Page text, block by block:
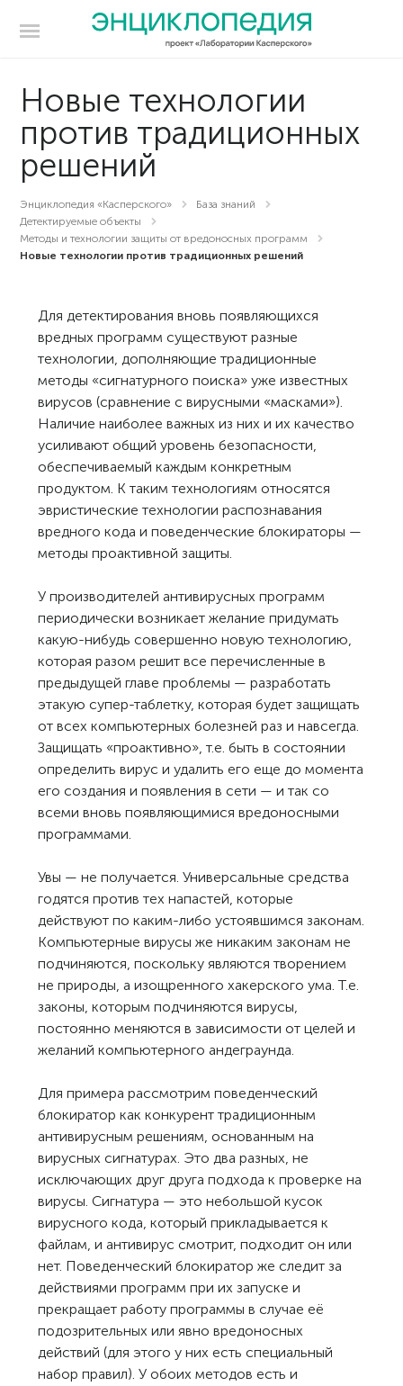
Новые технологии
против традиционных
решений
Энциклопедия «Касперского»
База знаний
Детектируемые объекты
Методы и технологии защиты от вредоносных программ
Новые технологии против традиционных решений
Для детектирования вновь появляющихся
вредных программ существуют разные
технологии, дополняющие традиционные
методы «сигнатурного поиска» уже известных
вирусов (сравнение с вирусными «масками»).
Наличие наиболее важных из них и их качество
усиливают общий уровень безопасности,
обеспечиваемый каждым конкретным
продуктом. К таким технологиям относятся
эвристические технологии распознавания
вредного кода и поведенческие блокираторы —
методы проактивной защиты.
У производителей антивирусных программ
периодически возникает желание придумать
какую-нибудь совершенно новую технологию,
которая разом решит все перечисленные в
предыдущей главе проблемы — разработать
этакую супер-таблетку, которая будет защищать
от всех компьютерных болезней раз и навсегда.
Защищать «проактивно», т.е. быть в состоянии
определить вирус и удалить его еще до момента
его создания и появления в сети — и так со
всеми вновь появляющимися вредоносными
программами.
Увы — не получается. Универсальные средства
годятся против тех напастей, которые
действуют по каким-либо устоявшимся законам.
Компьютерные вирусы же никаким законам не
подчиняются, поскольку являются творением
не природы, а изощренного хакерского ума. Т.е.
законы, которым подчиняются вирусы,
постоянно меняются в зависимости от целей и
желаний компьютерного андеграунда.
Для примера рассмотрим поведенческий
блокиратор как конкурент традиционным
антивирусным решениям, основанным на
вирусных сигнатурах. Это два разных, не
исключающих друг друга подхода к проверке на
вирусы. Сигнатура — это небольшой кусок
вирусного кода, который прикладывается к
файлам, и антивирус смотрит, подходит он или
нет. Поведенческий блокиратор же следит за
действиями программ при их запуске и
прекращает работу программы в случае её
подозрительных или явно вредоносных
действий (для этого у них есть специальный
набор правил). У обоих методов есть и